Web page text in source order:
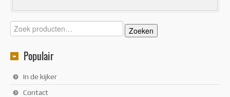
Zoeken
naar:
Zoeken
Populair
In de kijker
Contact